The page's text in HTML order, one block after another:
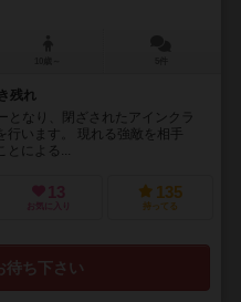
残れ
となり、閉ざされたアインクラ
行います。 現れる強敵を相手
とによる...
13
お気に入り
135
持ってる
待ち下さい